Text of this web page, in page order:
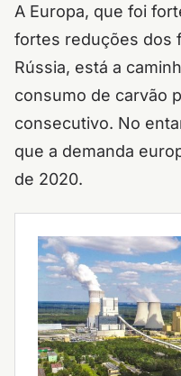
A Europa, que foi
fortes reduções dos
Rússia, está a
consumo de carvão
consecutivo. No
que a demanda
de 2020.